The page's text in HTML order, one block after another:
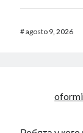
#agosto 9, 2026